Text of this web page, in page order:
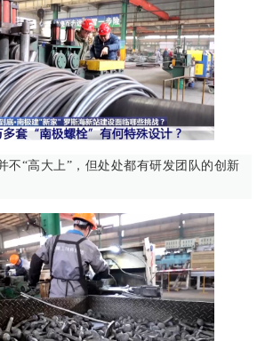
不“高大上”，但处处都有研发团队的创新